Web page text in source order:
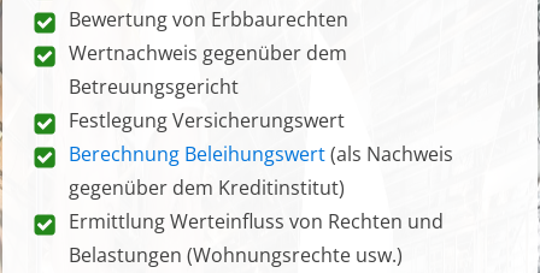
Bewertung von Erbbaurechten
Wertnachweis gegenüber dem
Betreuungsgericht
Festlegung Versicherungswert
Berechnung Beleihungswert(als Nachweis
gegenüber dem Kreditinstitut)
Ermittlung Werteinfluss von Rechten und
Belastungen (Wohnungsrechte usw.)